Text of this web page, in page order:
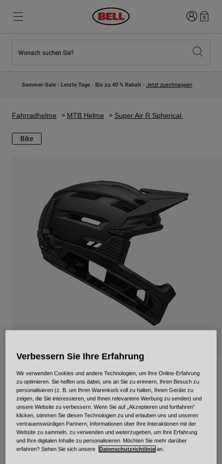
Neuzugänge
Kinder Motocrosshelme
Entdecken Moto
Jets
Motocross
Adventure
Retro
Neuzugänge
Lifestyle
Fullface
Road & Gravel
Urban
BMX
Anmelden
0
Wonach suchen Sie?
Sommer-Sale - Letzte Tage - Bis zu 40 % Rabatt - Jetzt zuschnappen
Fahrradhelme MTB Helme Super Air R Spherical
Bike
Super Air R Spherical
Artikelnr.34334
Price reduced from
€ 329,95to€ 197,97 40% OFF
Verbessern Sie Ihre Erfahrung
Wir verwenden Cookies und andere Technologien, um Ihre Online-Erfahrung
zu optimieren. Sie helfen uns dabei, uns an Sie zu erinnern, Ihren Besuch zu
personalisieren (z. B. um Ihren Warenkorb voll zu halten, Ihnen Geräte zu
zeigen, die Sie interessieren, und Ihnen relevantere Werbung zu senden) und
unsere Website zu verbessern. Wenn Sie auf „Akzeptieren und fortfahren“
klicken, stimmen Sie diesen Technologien zu und erlauben uns und unseren
vertrauenswürdigen Partnern, Informationen über Ihre Interaktionen mit der
Website zu sammeln, zu verwenden und weiterzugeben, um Ihre Erfahrung
und Ihre digitalen Inhalte zu personalisieren. Möchten Sie mehr darüber
erfahren? Sehen Sie sich unsere
Datenschutzrichtlinie an.